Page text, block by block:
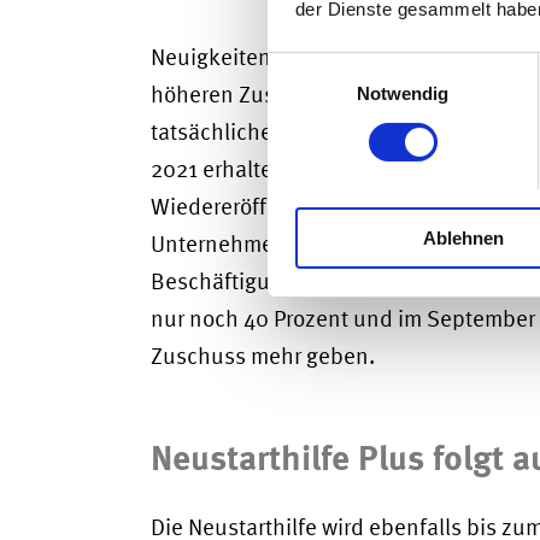
der Dienste gesammelt
Einwilligungsauswahl
Notwendig
Ablehnen
Neuigkeiten gibt es bei der
höheren Zuschuss zu den
tatsächlichen Personalkosten im
2021 erhalten sie einen Zuschuss von
Wiedereröffnung Beschäftigte aus der
Unternehmen, die neue
Beschäftigung erhöhen. Danach
nur noch 40 Prozent und im
Zuschuss mehr geben.
Neustarthilfe Plus folgt
Die Neustarthilfe wird ebenfalls bis